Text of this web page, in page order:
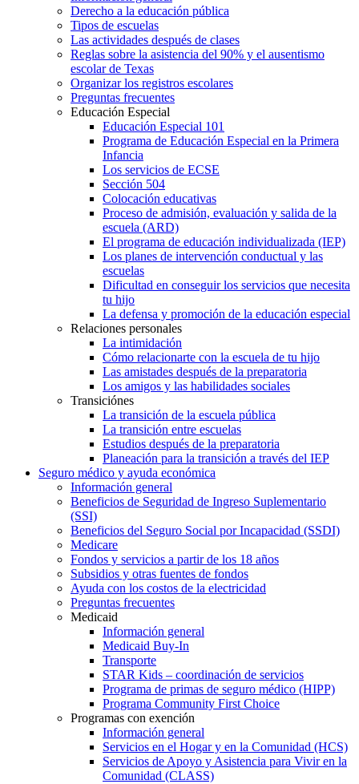
Derecho a la educación pública
Tipos de escuelas
Las actividades después de clases
Reglas sobre la asistencia del 90% y el ausentismo
escolar de Texas
Organizar los registros escolares
Preguntas frecuentes
Educación Especial
Educación Especial 101
Programa de Educación Especial en la Primera
Infancia
Los servicios de ECSE
Sección 504
Colocación educativas
Proceso de admisión, evaluación y salida de la
escuela (ARD)
El programa de educación individualizada (IEP)
Los planes de intervención conductual y las
escuelas
Dificultad en conseguir los servicios que necesita
tu hijo
La defensa y promoción de la educación especial
Relaciones personales
La intimidación
Cómo relacionarte con la escuela de tu hijo
Las amistades después de la preparatoria
Los amigos y las habilidades sociales
Transiciónes
La transición de la escuela pública
La transición entre escuelas
Estudios después de la preparatoria
Planeación para la transición a través del IEP
Seguro médico y ayuda económica
Información general
Beneficios de Seguridad de Ingreso Suplementario
(SSI)
Beneficios del Seguro Social por Incapacidad (SSDI)
Medicare
Fondos y servicios a partir de los 18 años
Subsidios y otras fuentes de fondos
Ayuda con los costos de la electricidad
Preguntas frecuentes
Medicaid
Información general
Medicaid Buy-In
Transporte
STAR Kids – coordinación de servicios
Programa de primas de seguro médico (HIPP)
Programa Community First Choice
Programas con exención
Información general
Servicios en el Hogar y en la Comunidad (HCS)
Servicios de Apoyo y Asistencia para Vivir en la
Comunidad (CLASS)